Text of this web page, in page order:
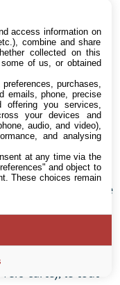
M.2 classiques
de cette solution
et une facilité
d’un SSD
de stockage
Xbox. Il est
directement
dans cette
Series X/S, un
réels compris
transfert de
carte), le tout
access information on
combine and share
collected on this
of us, or obtained
purchases,
emails, phone, precise
offering you services,
your devices and
audio, and video),
and analysing
at any time via the
and object to
These choices remain